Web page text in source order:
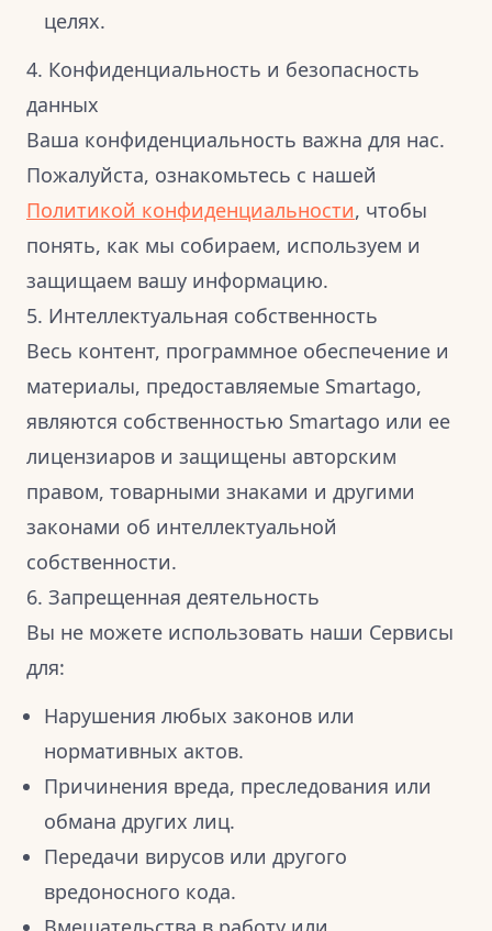
целях.
4. Конфиденциальность и безопасность
данных
Ваша конфиденциальность важна для нас.
Пожалуйста, ознакомьтесь с нашей
Политикой конфиденциальности, чтобы
понять, как мы собираем, используем и
защищаем вашу информацию.
5. Интеллектуальная собственность
Весь контент, программное обеспечение и
материалы, предоставляемые Smartago,
являются собственностью Smartago или ее
лицензиаров и защищены авторским
правом, товарными знаками и другими
законами об интеллектуальной
собственности.
6. Запрещенная деятельность
Вы не можете использовать наши Сервисы
для:
Нарушения любых законов или
нормативных актов.
Причинения вреда, преследования или
обмана других лиц.
Передачи вирусов или другого
вредоносного кода.